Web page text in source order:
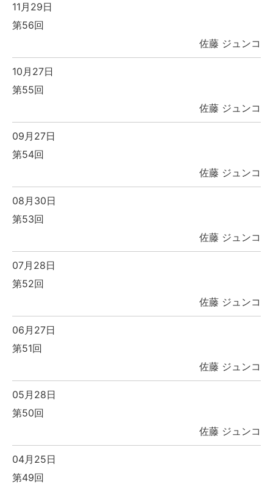
11月29日
第56回
佐藤 ジュンコ
10月27日
第55回
佐藤 ジュンコ
09月27日
第54回
佐藤 ジュンコ
08月30日
第53回
佐藤 ジュンコ
07月28日
第52回
佐藤 ジュンコ
06月27日
第51回
佐藤 ジュンコ
05月28日
第50回
佐藤 ジュンコ
04月25日
第49回